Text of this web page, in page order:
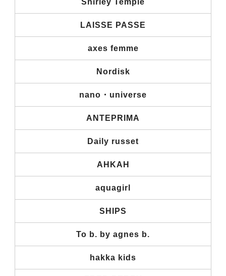
Shirley Temple
LAISSE PASSE
axes femme
Nordisk
nano・universe
ANTEPRIMA
Daily russet
AHKAH
aquagirl
SHIPS
To b. by agnes b.
hakka kids